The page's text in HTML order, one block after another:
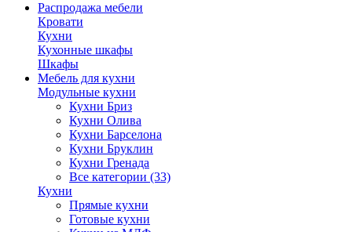
Распродажа мебели
Кровати
Кухни
Кухонные шкафы
Шкафы
Мебель для кухни
Модульные кухни
Кухни Бриз
Кухни Олива
Кухни Барселона
Кухни Бруклин
Кухни Гренада
Все категории (33)
Кухни
Прямые кухни
Готовые кухни